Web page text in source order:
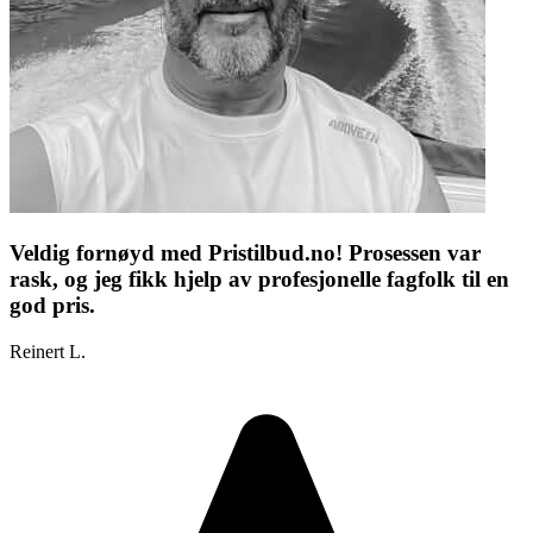
Veldig fornøyd med Pristilbud.no! Prosessen var
rask, og jeg fikk hjelp av profesjonelle fagfolk til en
god pris.
Reinert L.